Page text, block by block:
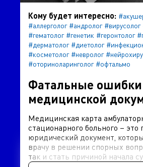
Кому будет интересно:
#аллерголог #андролог #вирусолог
#гематолог #генетик #геронтолог
#дерматолог #диетолог
#косметолог #невролог
#оториноларинголог #офтальмо
Фатальные
медицинской
Медицинская карта
стационарного больного – это
юридический документ,
врачу в решении спорных
так и стать причиной начала